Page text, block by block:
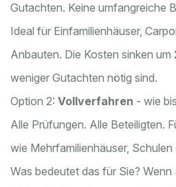
Gutachten. Keine umfangreiche
Ideal für Einfamilienhäuser,
Anbauten. Die Kosten sinken um
weniger Gutachten nötig sind.
Option 2: Vollverfahren - wie
Alle Prüfungen. Alle Beteiligten.
wie Mehrfamilienhäuser,
Was bedeutet das für Sie? Wenn